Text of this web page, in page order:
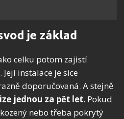
je základ
celku potom zajistí
instalace je sice
doporučovaná. A stejně
jednou za pět let. Pokud
nebo třeba pokrytý